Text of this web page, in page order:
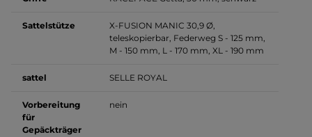
Sattelstütze
X-FUSION MANIC 30,9 Ø,
teleskopierbar, Federweg S - 125 mm,
M - 150 mm, L - 170 mm, XL - 190 mm
sattel SELLE ROYAL
Vorbereitung
für
Gepäckträger
nein